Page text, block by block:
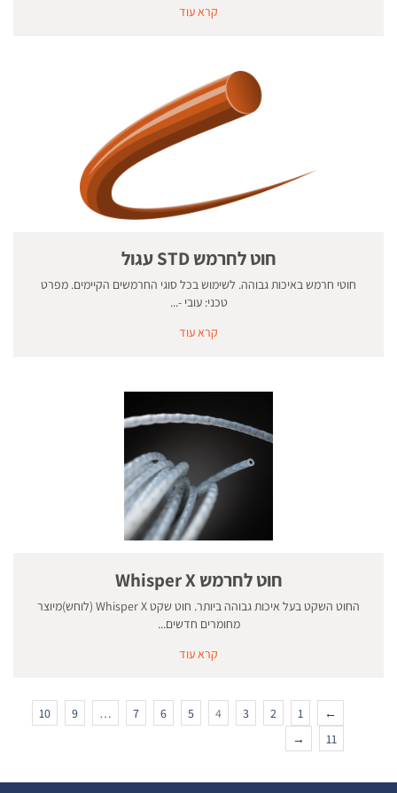
קרא עוד
חוט לחרמש STD עגול
חוטי חרמש באיכות גבוהה. לשימוש בכל סוגי החרמשים הקיימים. מפרט
טכני: עובי -...
קרא עוד
חוט לחרמש Whisper X
החוט השקט בעל איכות גבוהה ביותר. חוט שקט Whisper X (לוחש)מיוצר
מחומרים חדשים...
קרא עוד
←
1
2
3
4
5
6
7
…
9
10
11
→